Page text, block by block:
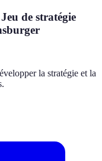
de stratégie
la stratégie et la